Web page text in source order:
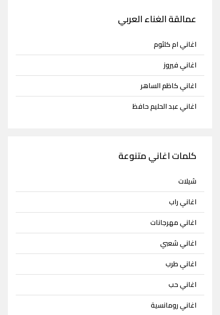
عمالقة الغناء العربي
اغاني ام كلثوم
اغاني فيروز
اغاني كاظم الساهر
اغاني عبد الحليم حافظ
كلمات اغاني متنوعة
شيلات
اغاني راب
اغاني مهرجانات
اغاني شعبي
اغاني طرب
اغاني حب
اغاني رومانسية